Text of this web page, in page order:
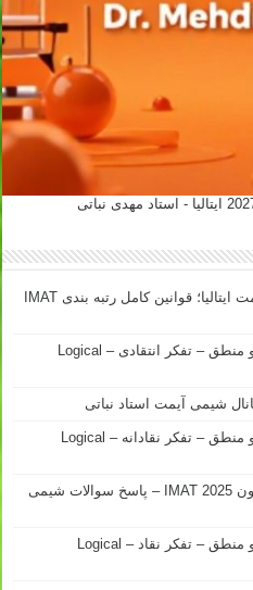
نحوه رتبه بندی داوطلبان در آزمون آیمت ایتالیا؛ قوانین کامل رتبه بندی IMAT
نمونه سوالات آیمت ایتالیا – استدلال و منطق – تفکر انتقادی – Logical
شیمی آیمت استاد نباتی
نمونه سوالات آیمت ایتالیا – استدلال و منطق – تفکر نقادانه – Logical
پاسخ سوالات آیمت ۲۰۲۵ ایتالیا – آزمون IMAT 2025 – پاسخ سوالات شیمی
نمونه سوالات آیمت ایتالیا – استدلال و منطق – تفکر نقاد – Logical